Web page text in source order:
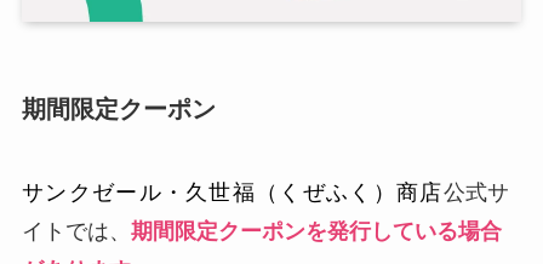
期間限定クーポン
サンクゼール・久世福（くぜふく）商店公式サ
イトでは、 期間限定クーポンを発行している場合